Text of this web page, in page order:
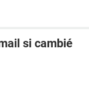
si cambié